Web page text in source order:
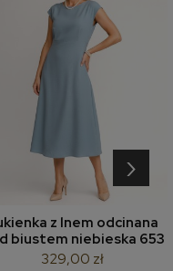
z lnem odcinana
biustem niebieska 653
329,00 zł
›